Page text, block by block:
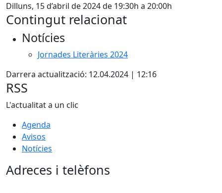
Dilluns, 15 d’abril de 2024 de 19:30h a 20:00h
Contingut relacionat
Notícies
Jornades Literàries 2024
Darrera actualització: 12.04.2024 | 12:16
RSS
L'actualitat a un clic
Agenda
Avisos
Notícies
Adreces i telèfons